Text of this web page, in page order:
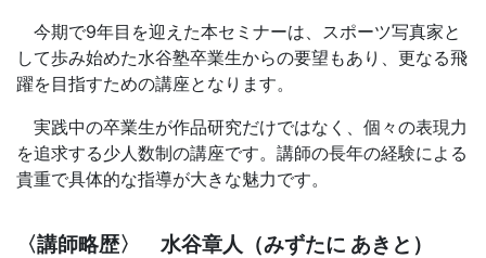
今期で9年目を迎えた本セミナーは、スポーツ写真家と
して歩み始めた水谷塾卒業生からの要望もあり、更なる飛
躍を目指すための講座となります。
実践中の卒業生が作品研究だけではなく、個々の表現力
を追求する少人数制の講座です。講師の長年の経験による
貴重で具体的な指導が大きな魅力です。
〈講師略歴〉 水谷章人（みずたに あきと）